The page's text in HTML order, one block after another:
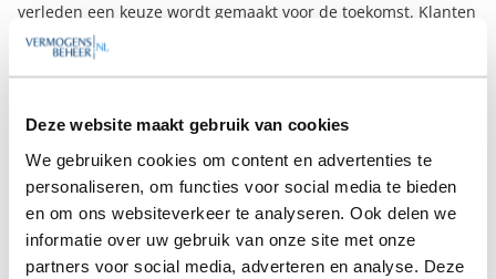
Deze website maakt gebruik van cookies
We gebruiken cookies om content en advertenties te
personaliseren, om functies voor social media te bieden
en om ons websiteverkeer te analyseren. Ook delen we
informatie over uw gebruik van onze site met onze
partners voor social media, adverteren en analyse. Deze
verleden een keuze wordt gemaakt voor de toekomst. Klanten
krijgen de kans om hun vermogensbeheerder te controleren.
Je wilt niet weten hoeveel mensen zich met een mooi praatje
laten afschepen, terwijl bij sommige beheerders het
maken teveel kosten.”
Namen van vermogensbeheerders in combinatie met
rendementen laten jullie niet zien. Dat maakt overstappen
voor teleurgestelde beleggers niet eenvoudig.
“Ik begrijp je vraag, maar de beste vermogensbeheerder
bestaat niet. In sommige periodes presteert een beheerder
beter, in andere slechter. In 2015 heeft bijvoorbeeld een